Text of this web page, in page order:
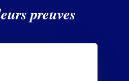
preuves